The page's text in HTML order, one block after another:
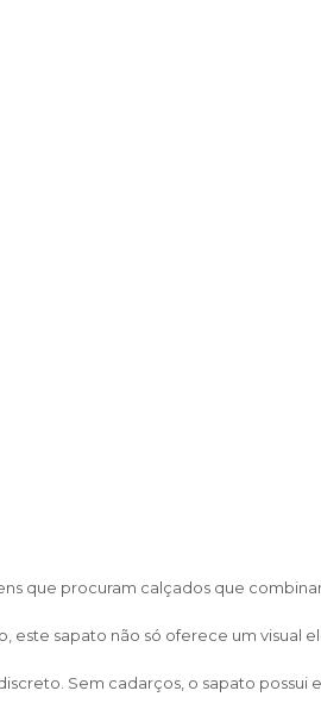
que procuram calçados que
sapato não só oferece um visual
Sem cadarços, o sapato